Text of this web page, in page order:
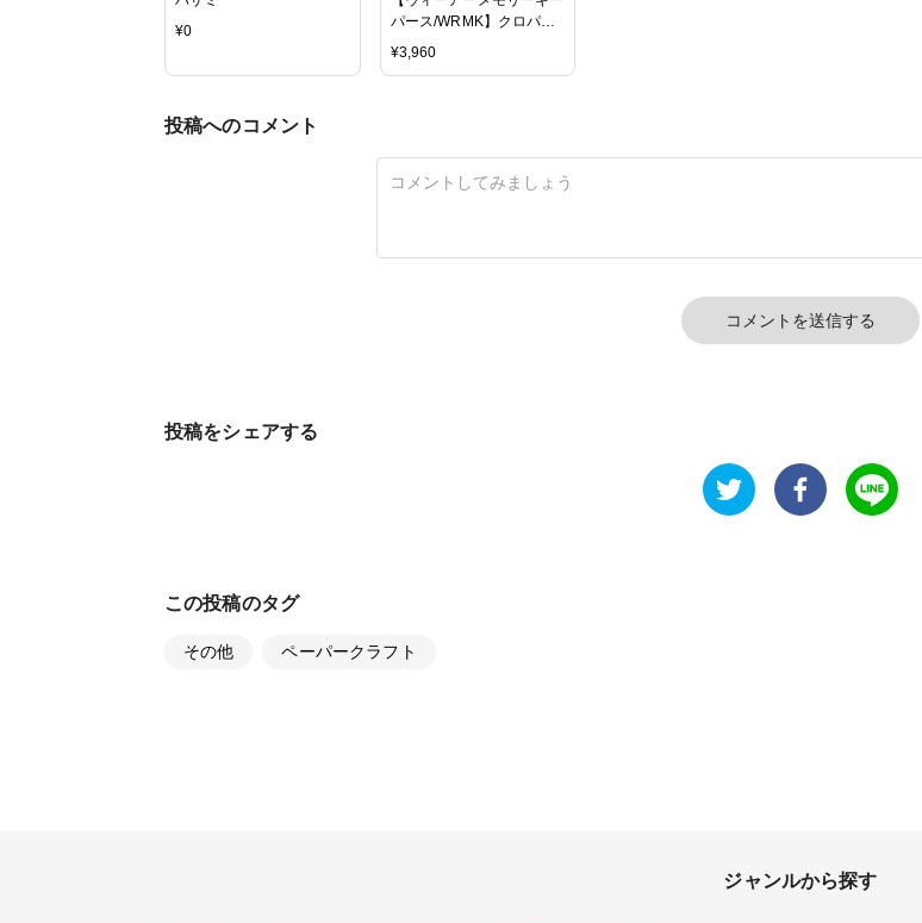
¥0
パース/WRMK】クロパダ
イル-/Crop-A-Dile-Blue
¥3,960
投稿へのコメント
コメントを送信する
投稿をシェアする
この投稿のタグ
その他 ペーパークラフト
ジャンルから探す